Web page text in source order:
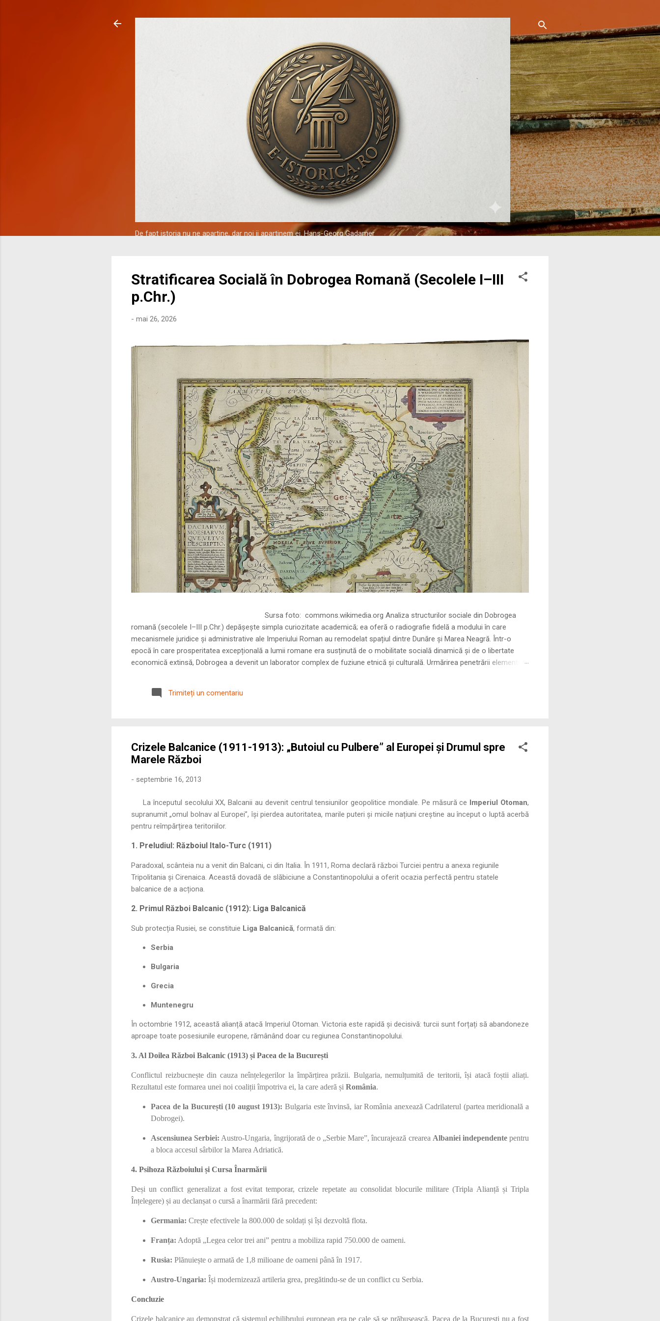
De fapt istoria nu ne apartine, dar noi ii apartinem ei. Hans-Georg Gadamer
Stratificarea Socială în Dobrogea Romană (Secolele I–III
p.Chr.)
- mai 26, 2026
Sursa foto: commons.wikimedia.org Analiza structurilor sociale din Dobrogea
romană (secolele I–III p.Chr.) depășește simpla curiozitate academică; ea oferă o radiografie fidelă a modului în care
mecanismele juridice și administrative ale Imperiului Roman au remodelat spațiul dintre Dunăre și Marea Neagră. Într-o
epocă în care prosperitatea excepțională a lumii romane era susținută de o mobilitate socială dinamică și de o libertate
economică extinsă, Dobrogea a devenit un laborator complex de fuziune etnică și culturală. Urmărirea penetrării elementului
precizie profunzimea și ritmul procesului de rom...
Trimiteți un comentariu
Crizele Balcanice (1911-1913): „Butoiul cu Pulbere” al Europei și Drumul spre
Marele Război
- septembrie 16, 2013
La începutul secolului XX, Balcanii au devenit centrul tensiunilor geopolitice mondiale. Pe măsură ce Imperiul Otoman,
supranumit „omul bolnav al Europei”, își pierdea autoritatea, marile puteri și micile națiuni creștine au început o luptă acerbă
pentru reîmpărțirea teritoriilor.
1. Preludiul: Războiul Italo-Turc (1911)
Paradoxal, scânteia nu a venit din Balcani, ci din Italia. În 1911, Roma declară război Turciei pentru a anexa regiunile
Tripolitania și Cirenaica. Această dovadă de slăbiciune a Constantinopolului a oferit ocazia perfectă pentru statele
balcanice de a acționa.
2. Primul Război Balcanic (1912): Liga Balcanică
Sub protecția Rusiei, se constituie Liga Balcanică, formată din:
Serbia
Bulgaria
Grecia
Muntenegru
În octombrie 1912, această alianță atacă Imperiul Otoman. Victoria este rapidă și decisivă: turcii sunt forțați să abandoneze
aproape toate posesiunile europene, rămânând doar cu regiunea Constantinopolului.
3. Al Doilea Război Balcanic (1913) și Pacea de la București
Conflictul reizbucnește din cauza neînțelegerilor la împărțirea prăzii. Bulgaria, nemulțumită de teritorii, își atacă foștii aliați.
Rezultatul este formarea unei noi coaliții împotriva ei, la care aderă și România.
Pacea de la București (10 august 1913): Bulgaria este învinsă, iar România anexează Cadrilaterul (partea meridională a
Dobrogei).
Ascensiunea Serbiei: Austro-Ungaria, îngrijorată de o „Serbie Mare”, încurajează crearea Albaniei independentepentru
a bloca accesul sârbilor la Marea Adriatică.
4. Psihoza Războiului și Cursa Înarmării
Deși un conflict generalizat a fost evitat temporar, crizele repetate au consolidat blocurile militare (Tripla Alianță și Tripla
Înțelegere) și au declanșat o cursă a înarmării fără precedent:
Germania: Crește efectivele la 800.000 de soldați și își dezvoltă flota.
Franța: Adoptă „Legea celor trei ani” pentru a mobiliza rapid 750.000 de oameni.
Rusia: Plănuiește o armată de 1,8 milioane de oameni până în 1917.
Austro-Ungaria: Își modernizează artileria grea, pregătindu-se de un conflict cu Serbia.
Concluzie
Crizele balcanice au demonstrat că sistemul echilibrului european era pe cale să se prăbușească. Pacea de la București nu a fost